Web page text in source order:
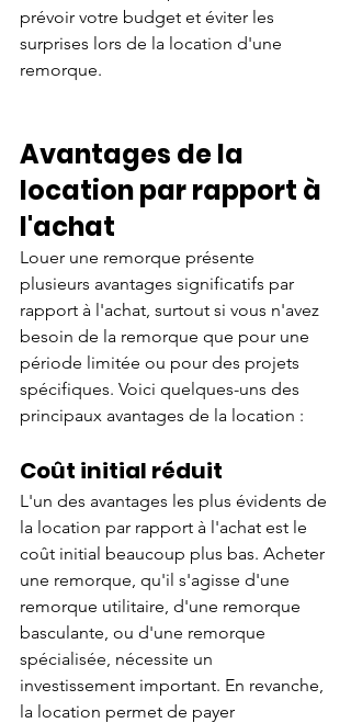
prévoir votre budget et éviter les
surprises lors de la location d'une
remorque.
Avantages de la
location par rapport à
l'achat
Louer une remorque présente
plusieurs avantages significatifs par
rapport à l'achat, surtout si vous n'avez
besoin de la remorque que pour une
période limitée ou pour des projets
spécifiques. Voici quelques-uns des
principaux avantages de la location :
Coût initial réduit
L'un des avantages les plus évidents de
la location par rapport à l'achat est le
coût initial beaucoup plus bas. Acheter
une remorque, qu'il s'agisse d'une
remorque utilitaire, d'une remorque
basculante, ou d'une remorque
spécialisée, nécessite un
investissement important. En revanche,
la location permet de payer